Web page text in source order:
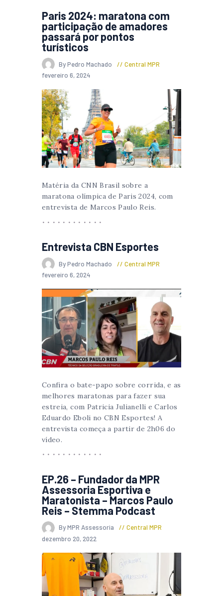
Paris 2024: maratona com
participação de amadores
passará por pontos
turísticos
By Pedro Machado
Central MPR
fevereiro 6, 2024
Matéria da CNN Brasil sobre a
maratona olímpica de Paris 2024, com
entrevista de Marcos Paulo Reis.
Entrevista CBN Esportes
By Pedro Machado
Central MPR
fevereiro 6, 2024
Confira o bate-papo sobre corrida, e as
melhores maratonas para fazer sua
estreia, com Patricia Julianelli e Carlos
Eduardo Eboli no CBN Esportes! A
entrevista começa a partir de 2h06 do
vídeo.
EP.26 – Fundador da MPR
Assessoria Esportiva e
Maratonista – Marcos Paulo
Reis – Stemma Podcast
By MPR Assessoria
Central MPR
dezembro 20, 2022